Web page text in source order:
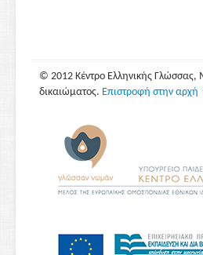
© 2012 Κέντρο Ελληνικής Γλώσσας,
δικαιώματος. Επιστροφή στην αρχή